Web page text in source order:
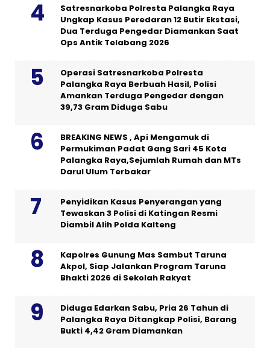
Satresnarkoba Polresta Palangka Raya
Ungkap Kasus Peredaran 12 Butir Ekstasi,
Dua Terduga Pengedar Diamankan Saat
Ops Antik Telabang 2026
Operasi Satresnarkoba Polresta
Palangka Raya Berbuah Hasil, Polisi
Amankan Terduga Pengedar dengan
39,73 Gram Diduga Sabu
BREAKING NEWS , Api Mengamuk di
Permukiman Padat Gang Sari 45 Kota
Palangka Raya,Sejumlah Rumah dan MTs
Darul Ulum Terbakar
Penyidikan Kasus Penyerangan yang
Tewaskan 3 Polisi di Katingan Resmi
Diambil Alih Polda Kalteng
Kapolres Gunung Mas Sambut Taruna
Akpol, Siap Jalankan Program Taruna
Bhakti 2026 di Sekolah Rakyat
Diduga Edarkan Sabu, Pria 26 Tahun di
Palangka Raya Ditangkap Polisi, Barang
Bukti 4,42 Gram Diamankan